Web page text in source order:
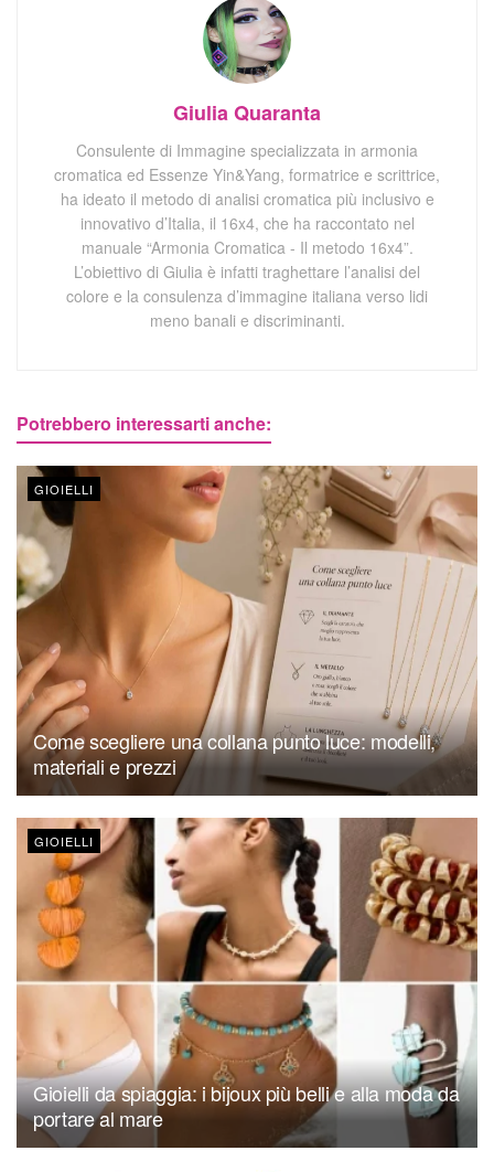
Giulia Quaranta
Consulente di Immagine specializzata in armonia
cromatica ed Essenze Yin&Yang, formatrice e scrittrice,
ha ideato il metodo di analisi cromatica più inclusivo e
innovativo d’Italia, il 16x4, che ha raccontato nel
manuale “Armonia Cromatica - Il metodo 16x4”.
L’obiettivo di Giulia è infatti traghettare l’analisi del
colore e la consulenza d’immagine italiana verso lidi
meno banali e discriminanti.
Potrebbero interessarti anche:
GIOIELLI
Come scegliere una collana punto luce: modelli,
materiali e prezzi
GIOIELLI
Gioielli da spiaggia: i bijoux più belli e alla moda da
portare al mare